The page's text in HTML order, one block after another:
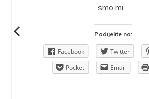
smo mi…
Podijelite na:
Facebook Twitter
Pocket
Email